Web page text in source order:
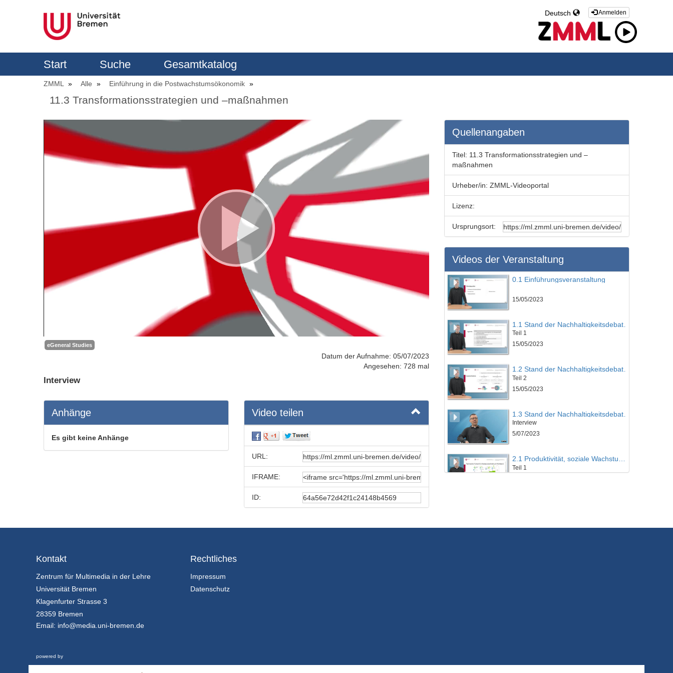
Anmelden
Deutsch
Start Suche Gesamtkatalog
ZMML Alle Einführung in die Postwachstumsökonomik
11.3 Transformationsstrategien und –maßnahmen
eGeneral Studies
Datum der Aufnahme: 05/07/2023
Angesehen: 728 mal
Interview
Anhänge
Es gibt keine Anhänge
Video teilen
URL:
IFRAME:
ID:
Quellenangaben
Titel: 11.3 Transformationsstrategien und –
maßnahmen
Urheber/in: ZMML-Videoportal
Lizenz:
Ursprungsort:
Videos der Veranstaltung
0.1 Einführungsveranstaltung
15/05/2023
Teil 1
15/05/2023
Teil 2
15/05/2023
Interview
5/07/2023
Teil 1
Kontakt
Zentrum für Multimedia in der Lehre
Universität Bremen
Klagenfurter Strasse 3
28359 Bremen
Email: info@media.uni-bremen.de
Rechtliches
Impressum
Datenschutz
powered by